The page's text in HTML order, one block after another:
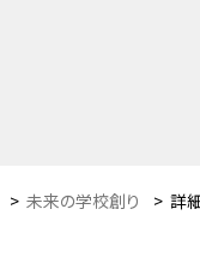
> 未来の学校創り > 詳